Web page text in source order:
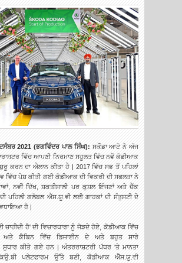
2021 (ਭਗਵਿੰਦਰ ਪਾਲ ਸਿੰਘ): ਸਕੌਡਾ ਆਟੋ ਨੇ ਅੱਜ
ਵਿੱਚ ਆਪਣੀ ਨਿਰਮਾਣ ਸਹੂਲਤ ਵਿੱਚ ਨਵੇਂ ਕੋਡੀਆਕ
ਕਰਨ ਦਾ ਐਲਾਨ ਕੀਤਾ ਹੈ | 2017 ਵਿੱਚ ਸਭ ਤੋਂ ਪਹਿਲਾਂ
ਵਿੱਚ ਪੇਸ਼ ਕੀਤੀ ਗਈ ਕੋਡੀਆਕ ਦੀ ਵਿਕਰੀ ਦੀ ਸਫਲਤਾ ਨੇ
ਨਵੀਂ ਦਿੱਖ, ਸ਼ਕਤੀਸ਼ਾਲੀ ਪਰ ਕੁਸ਼ਲ ਇੰਜਣਾਂ ਅਤੇ ਚੈੱਕ
ਦੀ ਪਹਿਲੀ ਗਲੋਬਲ ਐੱਸ.ਯੂ.ਵੀ ਲਈ ਗਾਹਕਾਂ ਦੀ ਸੰਤੁਸ਼ਟੀ ਦੇ
ਹੈ |
ਚਾਹੀਦੀ ਹੈ' ਦੀ ਵਿਚਾਰਧਾਰਾ ਨੂੰ ਜੋੜਦੇ ਹੋਏ, ਕੋਡੀਆਕ ਵਿੱਚ
ਅਤੇ ਕੈਬਿਨ ਵਿੱਚ ਡਿਜ਼ਾਈਨ ਦੇ ਅਤੇ ਬਹੁਤ ਸਾਰੇ
ਸੁਧਾਰ ਕੀਤੇ ਗਏ ਹਨ | ਅੰਤਰਰਾਸ਼ਟਰੀ ਪੱਧਰ 'ਤੇ ਮਾਨਤਾ
ਪਲੇਟਫਾਰਮ ਉੱਤੇ ਬਣੀ, ਕੋਡੀਆਕ ਐੱਸ.ਯੂ.ਵੀ